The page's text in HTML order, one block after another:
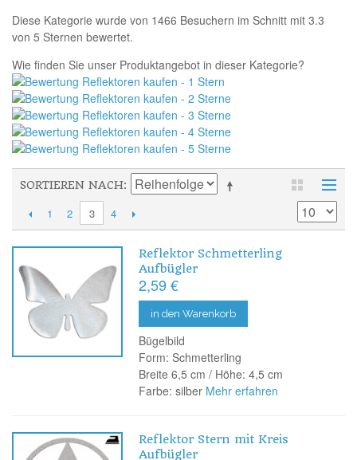
Diese Kategorie wurde von 1466 Besuchern im Schnitt mit 3.3
von 5 Sternen bewertet.
Wie finden Sie unser Produktangebot in dieser Kategorie?
SORTIEREN NACH
1 2 3 4
Reflektor Schmetterling
Aufbügler
2,59 €
in den Warenkorb
Bügelbild
Form: Schmetterling
Breite 6,5 cm / Höhe: 4,5 cm
Farbe: silber Mehr erfahren
Reflektor Stern mit Kreis
Aufbügler